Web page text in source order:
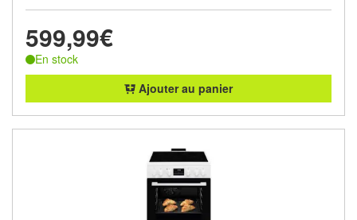
599,99€
En stock
Ajouter au panier